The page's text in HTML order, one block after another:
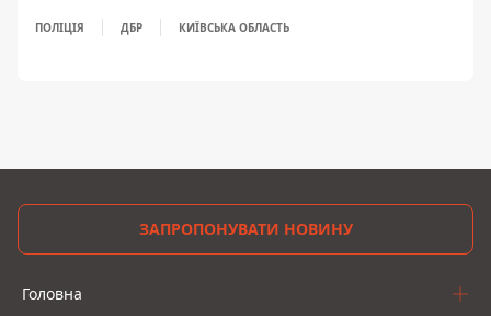
ПОЛІЦІЯ ДБР КИЇВСЬКА ОБЛАСТЬ
ЗАПРОПОНУВАТИ НОВИНУ
Головна